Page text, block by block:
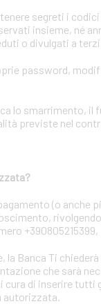
segreti i
insieme, né
o divulgati a
password,
lo smarrimento, il
previste nel
(o
la Banca Ti
che sarà
cura di inserire
autorizzata.